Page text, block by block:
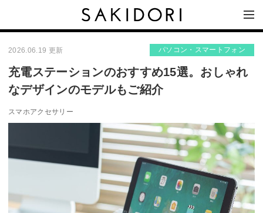
2026.06.19 更新 パソコン・スマートフォン
充電ステーションのおすすめ15選。おしゃれ
なデザインのモデルもご紹介
スマホアクセサリー